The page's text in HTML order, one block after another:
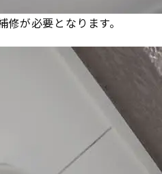
が必要となります。